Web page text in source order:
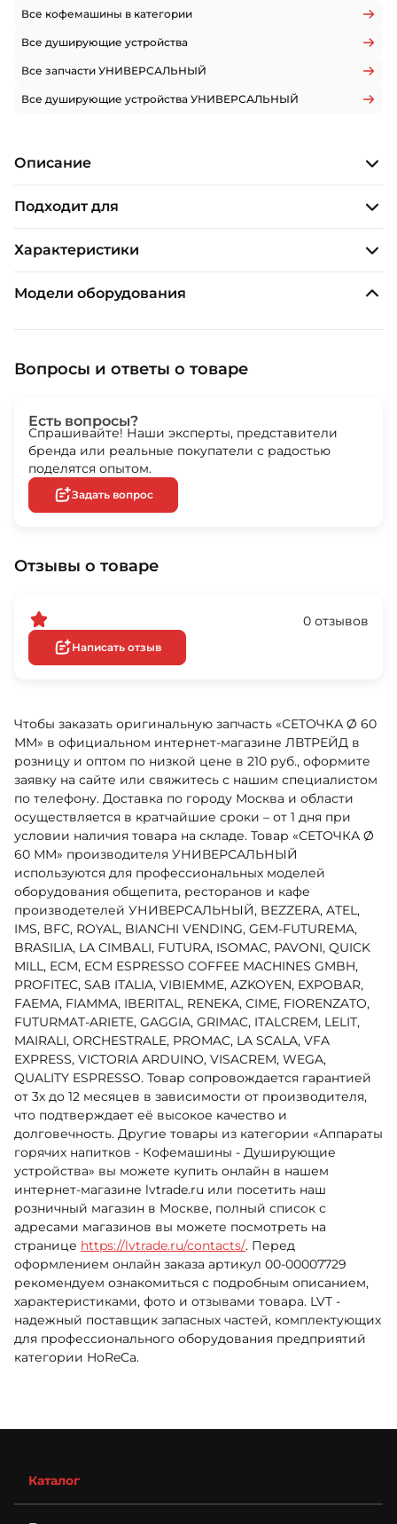
Все кофемашины в категории
Все душирующие устройства
Все запчасти УНИВЕРСАЛЬНЫЙ
Все душирующие устройства УНИВЕРСАЛЬНЫЙ
Описание
Подходит для
Характеристики
Модели оборудования
Вопросы и ответы о товаре
Есть вопросы?
Спрашивайте! Наши эксперты, представители
бренда или реальные покупатели с радостью
поделятся опытом.
Задать вопрос
Отзывы о товаре
0 отзывов
Написать отзыв
Чтобы заказать оригинальную запчасть «СЕТОЧКА Ø 60
ММ» в официальном интернет-магазине ЛВТРЕЙД в
розницу и оптом по низкой цене в 210 руб., оформите
заявку на сайте или свяжитесь с нашим специалистом
по телефону. Доставка по городу Москва и области
осуществляется в кратчайшие сроки – от 1 дня при
условии наличия товара на складе. Товар «СЕТОЧКА Ø
60 ММ» производителя УНИВЕРСАЛЬНЫЙ
используются для профессиональных моделей
оборудования общепита, ресторанов и кафе
производетелей УНИВЕРСАЛЬНЫЙ, BEZZERA, ATEL,
IMS, BFC, ROYAL, BIANCHI VENDING, GEM-FUTUREMA,
BRASILIA, LA CIMBALI, FUTURA, ISOMAC, PAVONI, QUICK
MILL, ECM, ECM ESPRESSO COFFEE MACHINES GMBH,
PROFITEC, SAB ITALIA, VIBIEMME, AZKOYEN, EXPOBAR,
FAEMA, FIAMMA, IBERITAL, RENEKA, CIME, FIORENZATO,
FUTURMAT-ARIETE, GAGGIA, GRIMAC, ITALCREM, LELIT,
MAIRALI, ORCHESTRALE, PROMAC, LA SCALA, VFA
EXPRESS, VICTORIA ARDUINO, VISACREM, WEGA,
QUALITY ESPRESSO. Товар сопровождается гарантией
от 3х до 12 месяцев в зависимости от производителя,
что подтверждает её высокое качество и
долговечность. Другие товары из категории «Аппараты
горячих напитков - Кофемашины - Душирующие
устройства» вы можете купить онлайн в нашем
интернет-магазине lvtrade.ru или посетить наш
розничный магазин в Москве, полный список с
адресами магазинов вы можете посмотреть на
странице https://lvtrade.ru/contacts/. Перед
оформлением онлайн заказа артикул 00-00007729
рекомендуем ознакомиться с подробным описанием,
характеристиками, фото и отзывами товара. LVT -
надежный поставщик запасных частей, комплектующих
для профессионального оборудования предприятий
категории HoReCa.
Каталог